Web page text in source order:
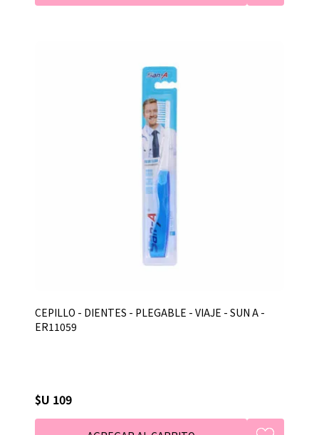
CEPILLO - DIENTES - PLEGABLE - VIAJE - SUN A -
ER11059
$U 109